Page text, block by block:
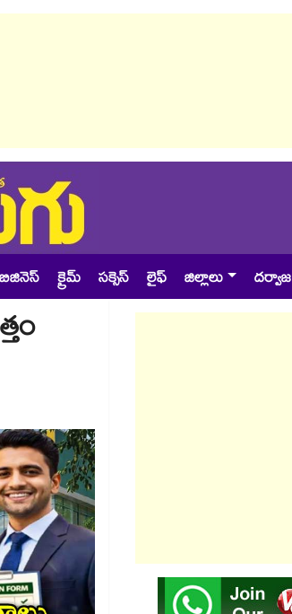
బిజినెస్ క్రైమ్ సక్సెస్ లైఫ్ జిల్లాలు దర్వాజ